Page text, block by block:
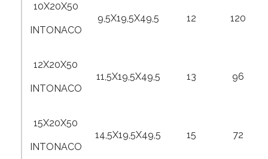
10X20X50
INTONACO
9,5X19,5X49,5 12 120
12X20X50
INTONACO
11,5X19,5X49,5 13 96
15X20X50
INTONACO
14,5X19,5X49,5 15 72